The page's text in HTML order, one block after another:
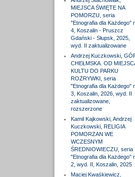
MIEJSCA ŚWIĘTE NA
POMORZU, seria
"Etnografia dla Każdego"
4, Koszalin - Pruszcz
Gdański - Słupsk, 2025,
wyd. II zaktualizowane
Andrzej Kuczkowski,
CHEŁMSKA. OD
KULTU DO PARKU
ROZRYWKI, seria
"Etnografia dla Każdego"
3, Koszalin, 2026, wyd. II
zaktualizowane,
rozszerzone
Kamil Kajkowski, Andrzej
Kuczkowski, RELIGIA
POMORZAN WE
WCZESNYM
ŚREDNIOWIECZU, seria
"Etnografia dla Każdego"
2, wyd. II, Koszalin, 2025
Maciej Kwaśkiewicz,